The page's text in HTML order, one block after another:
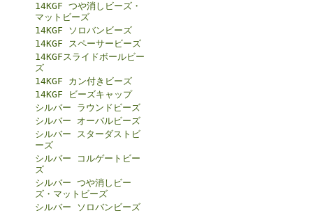
14KGF つや消しビーズ・
マットビーズ
14KGF ソロバンビーズ
14KGF スペーサービーズ
14KGFスライドボールビー
ズ
14KGF カン付きビーズ
14KGF ビーズキャップ
シルバー ラウンドビーズ
シルバー オーバルビーズ
シルバー スターダストビ
ーズ
シルバー コルゲートビー
ズ
シルバー つや消しビー
ズ・マットビーズ
シルバー ソロバンビーズ